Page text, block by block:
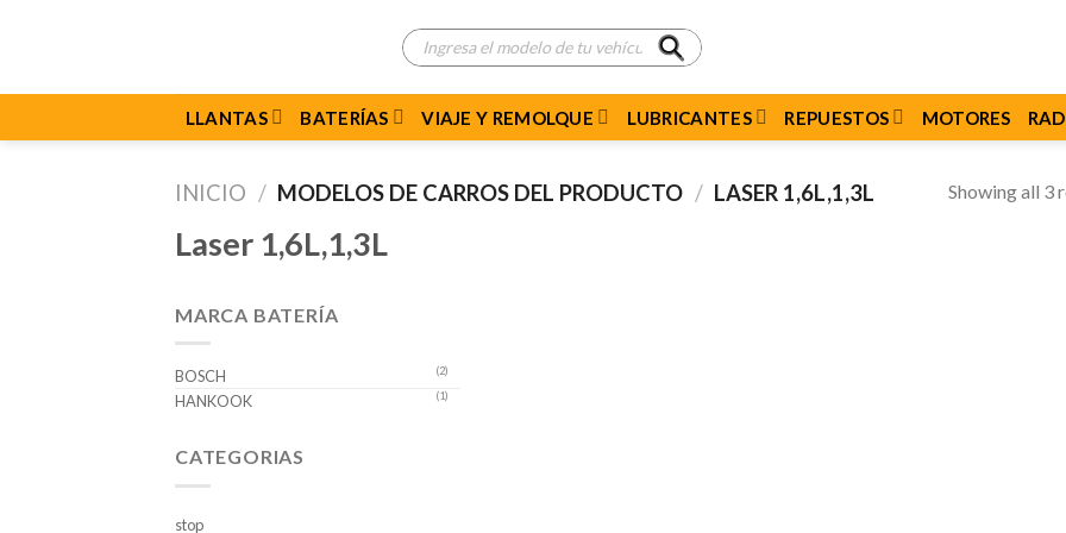
Búsqueda
de
productos
LLANTAS BATERÍAS VIAJE Y REMOLQUE LUBRICANTES REPUESTOS MOTORES
INICIO / MODELOS DE CARROS DEL PRODUCTO / LASER 1,6L,1,3L Showing all 3
Laser 1,6L,1,3L
MARCA BATERÍA
BOSCH (2)
HANKOOK (1)
CATEGORIAS
stop